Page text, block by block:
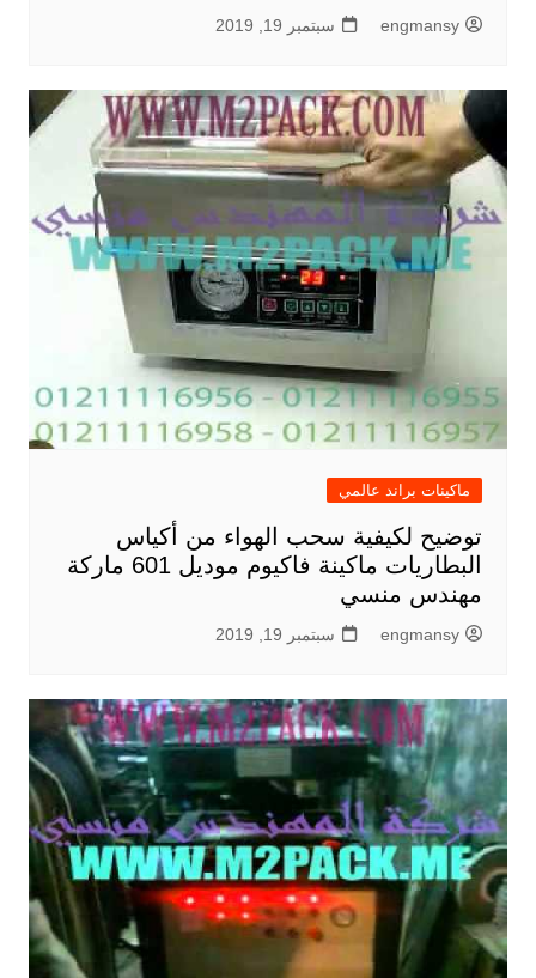
engmansy سبتمبر 19, 2019
ماكينات براند عالمي
توضيح لكيفية سحب الهواء من أكياس
البطاريات ماكينة فاكيوم موديل 601 ماركة
مهندس منسي
engmansy سبتمبر 19, 2019